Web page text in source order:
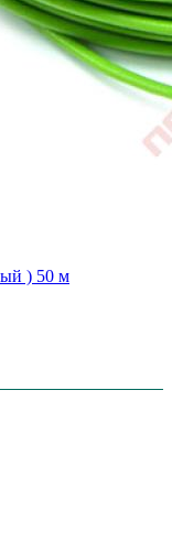
) 50 м